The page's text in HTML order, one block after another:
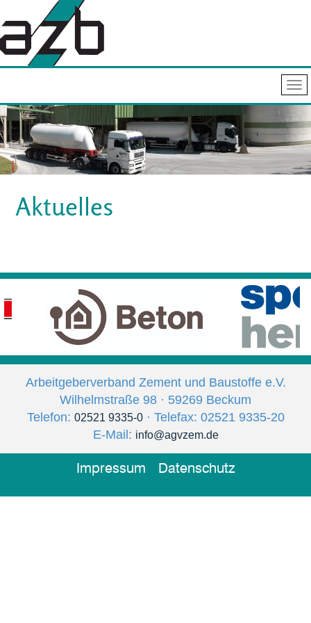
Aktuelles
Arbeitgeberverband Zement und Baustoffe e.V.
Wilhelmstraße 98 · 59269 Beckum
Telefon: 02521 9335-0· Telefax: 02521 9335-20
E-Mail: info@agvzem.de
Impressum Datenschutz